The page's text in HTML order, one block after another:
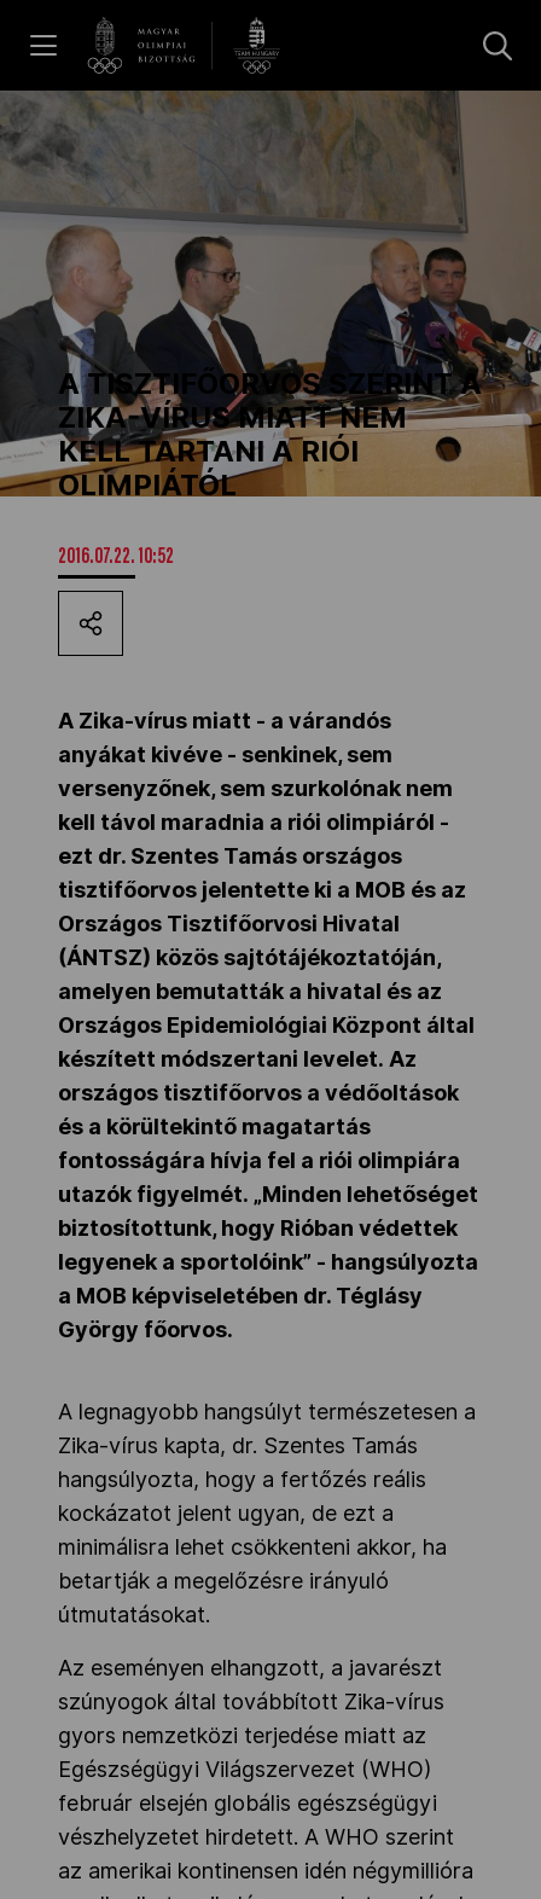
Hírek
Galéria
Dakar 2026
Los Angeles 2028
MOB
Kettőskarrier-program
Társszervezetek
OVEP
Adatbank
A TISZTIFŐORVOS SZERINT A
ZIKA-VÍRUS MIATT NEM
KELL TARTANI A RIÓI
OLIMPIÁTÓL
2016.07.22. 10:52
A Zika-vírus miatt - a várandós
anyákat kivéve - senkinek, sem
versenyzőnek, sem szurkolónak nem
kell távol maradnia a riói olimpiáról -
ezt dr. Szentes Tamás országos
tisztifőorvos jelentette ki a MOB és az
Országos Tisztifőorvosi Hivatal
(ÁNTSZ) közös sajtótájékoztatóján,
amelyen bemutatták a hivatal és az
Országos Epidemiológiai Központ által
készített módszertani levelet. Az
országos tisztifőorvos a védőoltások
és a körültekintő magatartás
fontosságára hívja fel a riói olimpiára
utazók figyelmét. „Minden lehetőséget
biztosítottunk, hogy Rióban védettek
legyenek a sportolóink” - hangsúlyozta
a MOB képviseletében dr. Téglásy
György főorvos.
A legnagyobb hangsúlyt természetesen a
Zika-vírus kapta, dr. Szentes Tamás
hangsúlyozta, hogy a fertőzés reális
kockázatot jelent ugyan, de ezt a
minimálisra lehet csökkenteni akkor, ha
betartják a megelőzésre irányuló
útmutatásokat.
Az eseményen elhangzott, a javarészt
szúnyogok által továbbított Zika-vírus
gyors nemzetközi terjedése miatt az
Egészségügyi Világszervezet (WHO)
február elsején globális egészségügyi
vészhelyzetet hirdetett. A WHO szerint
az amerikai kontinensen idén négymillióra